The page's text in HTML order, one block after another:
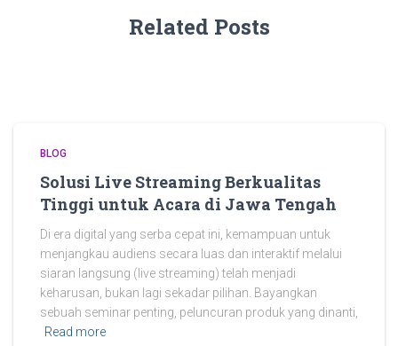
Related Posts
BLOG
Solusi Live Streaming Berkualitas
Tinggi untuk Acara di Jawa Tengah
Di era digital yang serba cepat ini, kemampuan untuk
menjangkau audiens secara luas dan interaktif melalui
siaran langsung (live streaming) telah menjadi
keharusan, bukan lagi sekadar pilihan. Bayangkan
sebuah seminar penting, peluncuran produk yang dinanti,
Read more